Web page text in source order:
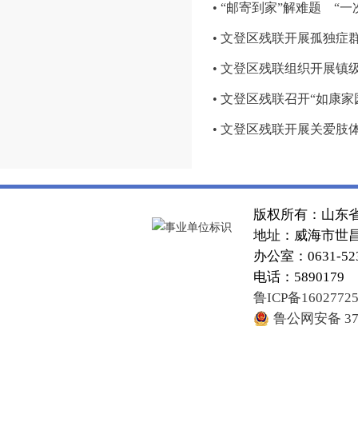
• “邮寄到家”解难题 “一
• 文登区残联开展孤独症
• 文登区残联组织开展镇
• 文登区残联召开“如康
• 文登区残联开展关爱肢
版权所有：山东
地址：威海市世
办公室：0631-
电话：5890179
鲁ICP备
鲁公网安备